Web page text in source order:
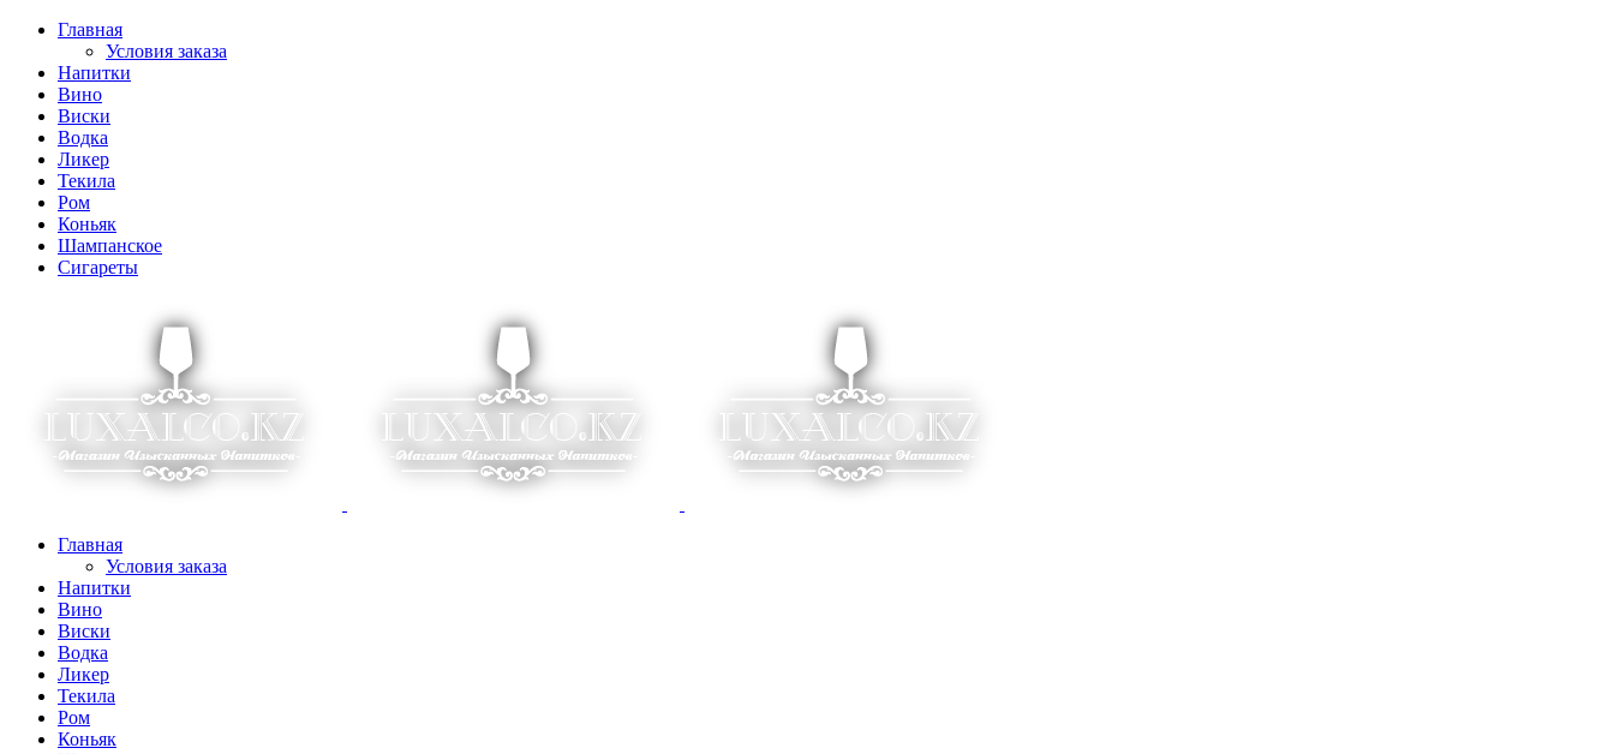
Главная
Условия заказа
Напитки
Вино
Виски
Водка
Ликер
Текила
Ром
Коньяк
Шампанское
Сигареты
Главная
Условия заказа
Напитки
Вино
Виски
Водка
Ликер
Текила
Ром
Коньяк